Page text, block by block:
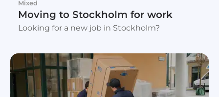
Mixed
Moving to Stockholm for work
Looking for a new job in Stockholm?